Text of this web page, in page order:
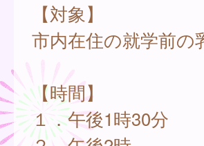
【対象】
市内在住の就学前の
【時間】
１．午後1時30分